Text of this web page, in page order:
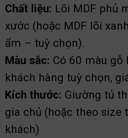
Chất liệu: Lõi MDF phủ
xước (hoặc MDF lõi
ẩm – tuỳ chọn).
Màu sắc: Có 60 màu gỗ
khách hàng tuỳ chọn,
Kích thước: Giường tủ
gia chủ (hoặc theo size
khách)